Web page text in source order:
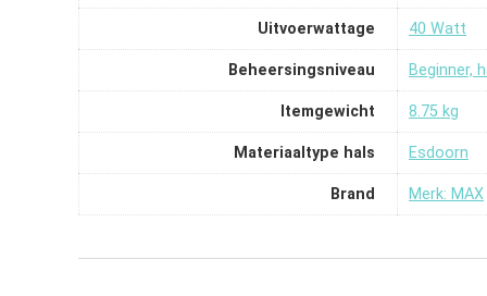
Uitvoerwattage ‎40 Watt
Beheersingsniveau ‎Beginner,
Itemgewicht ‎8.75 kg
Materiaaltype hals ‎Esdoorn
Brand Merk: MAX